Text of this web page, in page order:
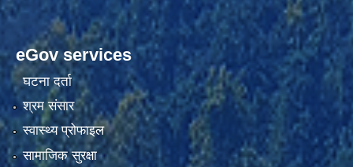
eGov services
घटना दर्ता
श्रम संसार
स्वास्थ्य प्रोफाइल
सामाजिक सुरक्षा